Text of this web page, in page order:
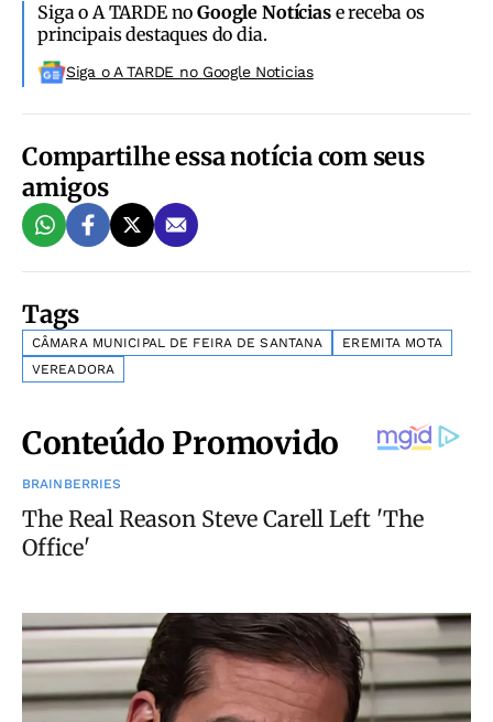
Siga o A TARDE noGoogle Notíciase receba os
principais destaques do dia.
Siga o A TARDE no Google Noticias
Compartilhe essa notícia com seus
amigos
Tags
CÂMARA MUNICIPAL DE FEIRA DE SANTANA
EREMITA MOTA
VEREADORA